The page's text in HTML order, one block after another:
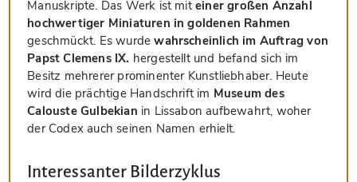
Manuskripte. Das Werk ist miteiner großen Anzahl
hochwertiger Miniaturen in goldenen Rahmen
geschmückt. Es wurdewahrscheinlich im Auftrag von
Papst Clemens IX. hergestellt und befand sich im
Besitz mehrerer prominenter Kunstliebhaber. Heute
wird die prächtige Handschrift im Museum des
Calouste Gulbekian in Lissabon aufbewahrt, woher
der Codex auch seinen Namen erhielt.
Interessanter Bilderzyklus